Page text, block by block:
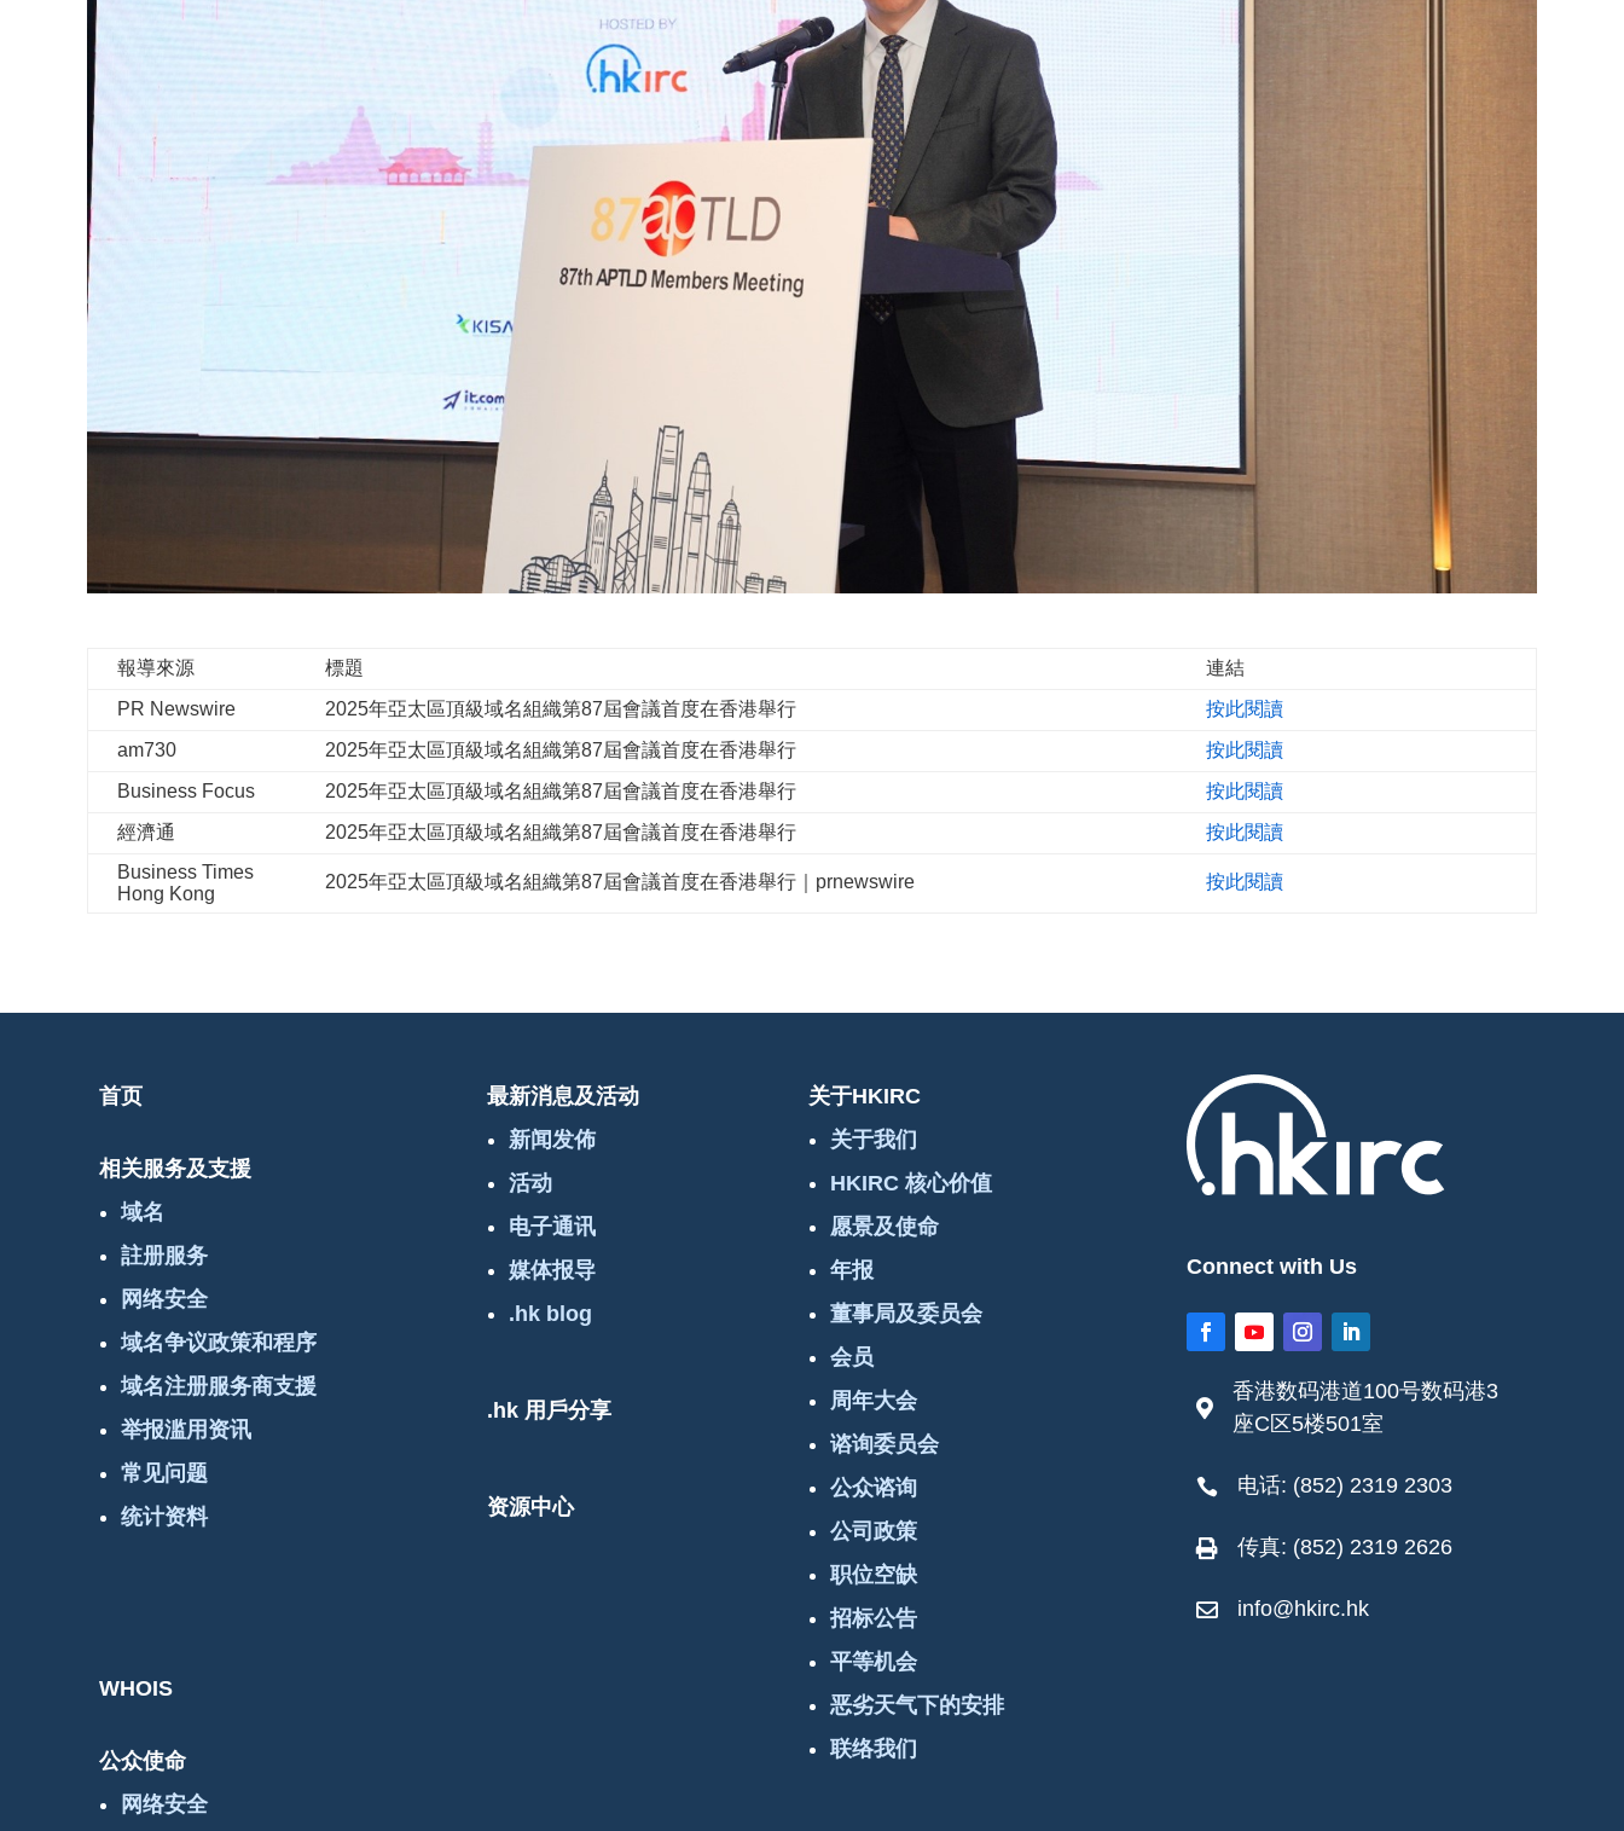
報導來源 標題
連結
PR Newswire
2025年亞太區頂級域名組織第87屆會議首度在香港舉行
按此閱讀
am730
2025年亞太區頂級域名組織第87屆會議首度在香港舉行
按此閱讀
Business Focus
2025年亞太區頂級域名組織第87屆會議首度在香港舉行
按此閱讀
經濟通
2025年亞太區頂級域名組織第87屆會議首度在香港舉行
按此閱讀
Business Times
Hong Kong
2025年亞太區頂級域名組織第87屆會議首度在香港舉行｜prnewswire 按此閱讀
首页
相关服务及支援
域名
註册服务
网络安全
域名争议政策和程序
域名注册服务商支援
举报滥用资讯
常见问题
统计资料
WHOIS
公众使命
网络安全
最新消息及活动
新闻发佈
活动
电子通讯
媒体报导
.hk blog
.hk 用戶分享
资源中心
关于HKIRC
关于我们
HKIRC 核心价值
愿景及使命
年报
董事局及委员会
会员
周年大会
谘询委员会
公众谘询
公司政策
职位空缺
招标公告
平等机会
恶劣天气下的安排
联络我们
Connect with Us

香港数码港道100号数码港3
座C区5楼501室
 电话: (852) 2319 2303
 传真: (852) 2319 2626
 info@hkirc.hk